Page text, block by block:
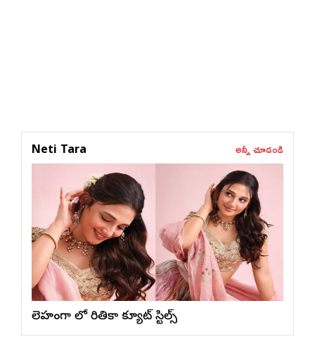
Neti Tara అన్నీ చూడండి
లెహంగా లో రితికా క్యూట్ స్టిల్స్